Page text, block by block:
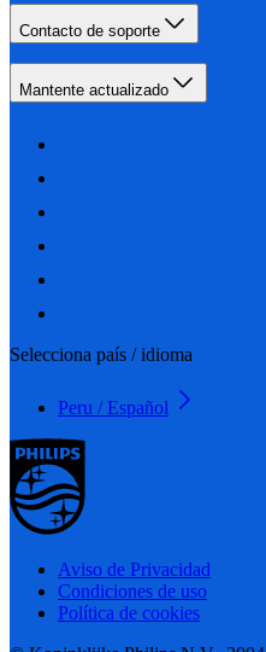
Contacto de soporte
Mantente actualizado
Selecciona país / idioma
Peru / Español
Aviso de Privacidad
Condiciones de uso
Política de cookies